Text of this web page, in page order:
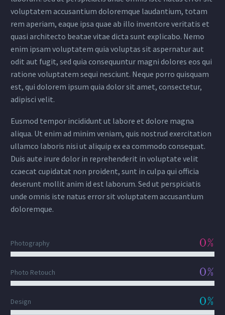
voluptatem accusantium doloremque laudantium, totam
rem aperiam, eaque ipsa quae ab illo inventore veritatis et
quasi architecto beatae vitae dicta sunt explicabo. Nemo
enim ipsam voluptatem quia voluptas sit aspernatur aut
odit aut fugit, sed quia consequuntur magni dolores eos qui
ratione voluptatem sequi nesciunt. Neque porro quisquam
est, qui dolorem ipsum quia dolor sit amet, consectetur,
adipisci velit.
Eusmod tempor incididunt ut labore et dolore magna
aliqua. Ut enim ad minim veniam, quis nostrud exercitation
ullamco laboris nisi ut aliquip ex ea commodo consequat.
Duis aute irure dolor in reprehenderit in voluptate velit
ccaecat cupidatat non proident, sunt in culpa qui officia
deserunt mollit anim id est laborum. Sed ut perspiciatis
unde omnis iste natus error sit voluptatem accusantium
doloremque.
Photography 0%
Photo Retouch 0%
Design 0%